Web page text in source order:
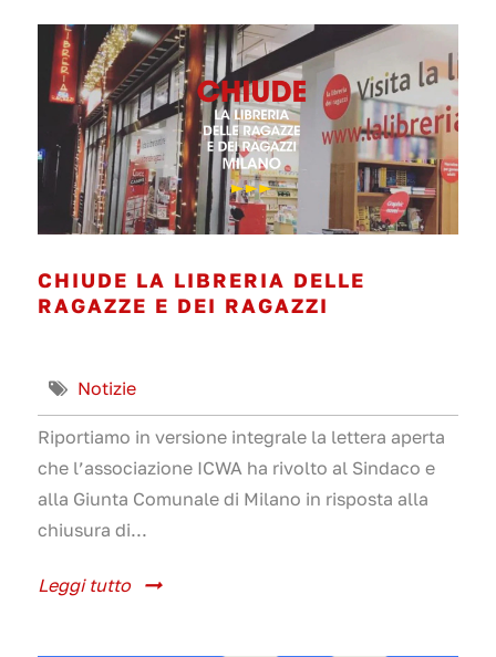
CHIUDE LA LIBRERIA DELLE
RAGAZZE E DEI RAGAZZI
Notizie
Riportiamo in versione integrale la lettera aperta
che l’associazione ICWA ha rivolto al Sindaco e
alla Giunta Comunale di Milano in risposta alla
chiusura di...
Leggi tutto